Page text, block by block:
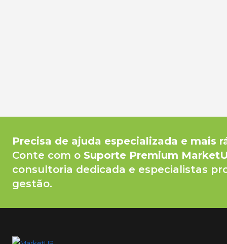
Precisa de ajuda especializada e mais
Conte com o Suporte Premium
consultoria dedicada e especialistas
gestão.